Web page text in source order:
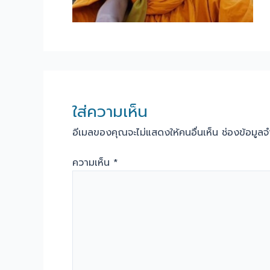
ใส่ความเห็น
อีเมลของคุณจะไม่แสดงให้คนอื่นเห็น ช่องข้อมูล
ความเห็น *